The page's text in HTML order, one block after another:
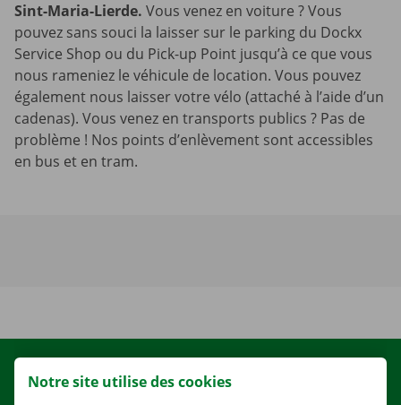
Sint-Maria-Lierde. Vous venez en voiture ? Vous
pouvez sans souci la laisser sur le parking du Dockx
Service Shop ou du Pick-up Point jusqu’à ce que vous
nous rameniez le véhicule de location. Vous pouvez
également nous laisser votre vélo (attaché à l’aide d’un
cadenas). Vous venez en transports publics ? Pas de
problème ! Nos points d’enlèvement sont accessibles
en bus et en tram.
LOCATION
Notre site utilise des cookies